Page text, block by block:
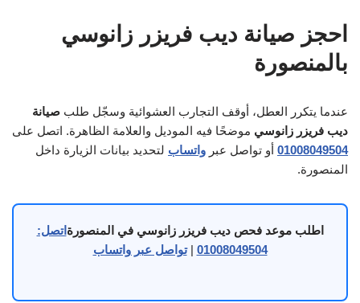
احجز صيانة ديب فريزر زانوسي
بالمنصورة
عندما يتكرر العطل، أوقف التجارب العشوائية وسجّل طلب صيانة
ديب فريزر زانوسي موضحًا فيه الموديل والعلامة الظاهرة. اتصل على
01008049504 أو تواصل عبر واتساب لتحديد بيانات الزيارة داخل
المنصورة.
اطلب موعد فحص ديب فريزر زانوسي في المنصورة اتصل:
01008049504
|تواصل عبر واتساب